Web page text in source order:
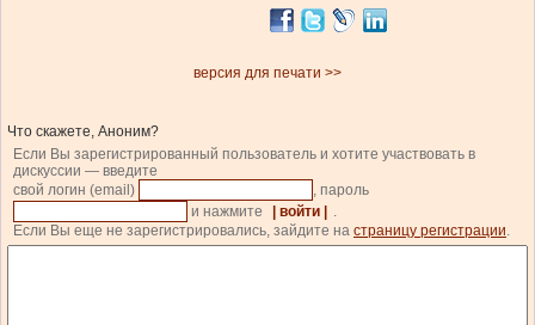
версия для печати >>
Что скажете, Аноним?
Если Вы зарегистрированный пользователь и хотите участвовать в
дискуссии — введите
свой логин (email)
, пароль
и нажмите
| войти |
.
Если Вы еще не зарегистрировались, зайдите на страницу регистрации.